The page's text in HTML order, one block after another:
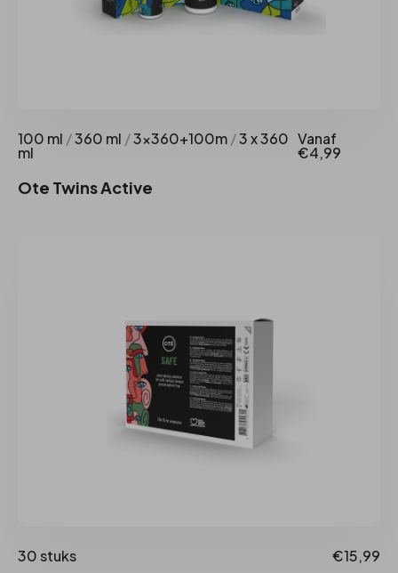
100 ml /360 ml /3x360+100m/3 x 360
ml
Vanaf
€4,99
Ote Twins Active
30 stuks €15,99